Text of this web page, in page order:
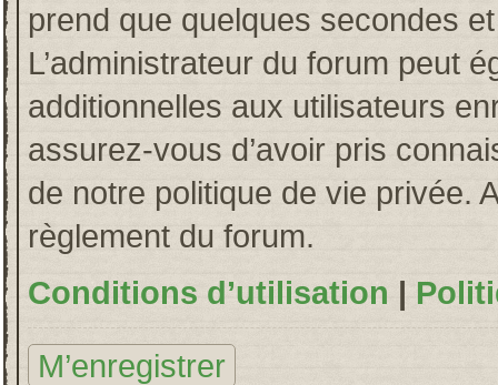
prend que quelques secondes
L’administrateur du forum peut
additionnelles aux utilisateurs
assurez-vous d’avoir pris
de notre politique de vie privée.
règlement du forum.
Conditions d’utilisation |
M’enregistrer